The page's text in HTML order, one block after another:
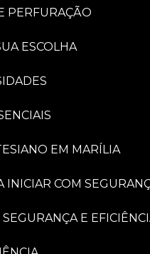
PERFURAÇÃO
ESCOLHA
EM MARÍLIA
INICIAR COM
E